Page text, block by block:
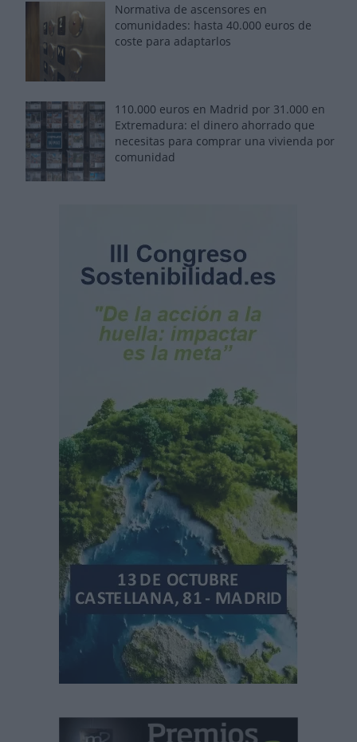
Normativa de ascensores en
comunidades: hasta 40.000 euros de
coste para adaptarlos
110.000 euros en Madrid por 31.000 en
Extremadura: el dinero ahorrado que
necesitas para comprar una vivienda por
comunidad